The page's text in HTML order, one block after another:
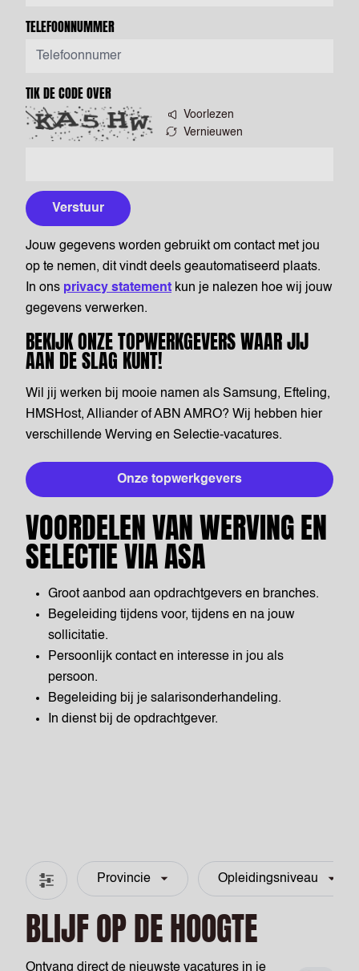
TELEFOONNUMMER
TIK DE CODE OVER
Voorlezen
Vernieuwen
Verstuur
Jouw gegevens worden gebruikt om contact met jou
op te nemen, dit vindt deels geautomatiseerd plaats.
In ons privacy statement kun je nalezen hoe wij jouw
gegevens verwerken.
BEKIJK ONZE TOPWERKGEVERS WAAR JIJ
AAN DE SLAG KUNT!
Wil jij werken bij mooie namen als Samsung, Efteling,
HMSHost, Alliander of ABN AMRO? Wij hebben hier
verschillende Werving en Selectie-vacatures.
Onze topwerkgevers
VOORDELEN VAN WERVING EN
SELECTIE VIA ASA
Groot aanbod aan opdrachtgevers en branches.
Begeleiding tijdens voor, tijdens en na jouw
sollicitatie.
Persoonlijk contact en interesse in jou als
persoon.
Begeleiding bij je salarisonderhandeling.
In dienst bij de opdrachtgever.
Filter & zoeken
Provincie Opleidingsniveau
BLIJF OP DE HOOGTE
Ontvang direct de nieuwste vacatures in je